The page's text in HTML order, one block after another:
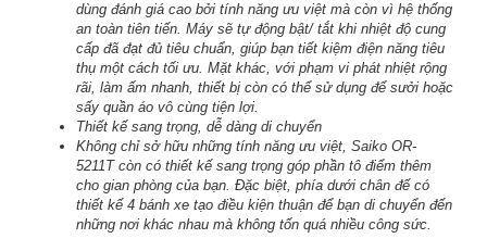
dùng đánh giá cao bởi tính năng ưu việt mà còn vì hệ thống
an toàn tiên tiến. Máy sẽ tự động bật/ tắt khi nhiệt độ cung
cấp đã đạt đủ tiêu chuẩn, giúp bạn tiết kiệm điện năng tiêu
thụ một cách tối ưu. Mặt khác, với phạm vi phát nhiệt rộng
rãi, làm ấm nhanh, thiết bị còn có thể sử dụng để sưởi hoặc
sấy quần áo vô cùng tiện lợi.
Thiết kế sang trọng, dễ dàng di chuyển
Không chỉ sở hữu những tính năng ưu việt, Saiko OR-
5211T còn có thiết kế sang trọng góp phần tô điểm thêm
cho gian phòng của bạn. Đặc biệt, phía dưới chân đế có
thiết kế 4 bánh xe tạo điều kiện thuận để bạn di chuyển đến
những nơi khác nhau mà không tốn quá nhiều công sức.